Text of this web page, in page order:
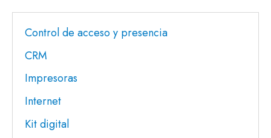
Control de acceso y presencia
CRM
Impresoras
Internet
Kit digital